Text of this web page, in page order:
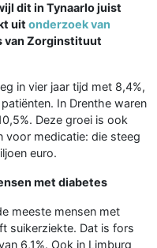
dit in Tynaarlo juist
uit onderzoek van
van Zorginstituut
in vier jaar tijd met 8,4%,
In Drenthe waren
Deze groei is ook
voor medicatie: die steeg
euro.
met diabetes
meeste mensen met
suikerziekte. Dat is fors
6,1%. Ook in Limburg